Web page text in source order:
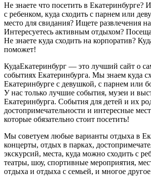
Не знаете что посетить в Екатеринбурге?
с ребенком, куда сходить с парнем или
место для свидания? Ищете развлечения
Интересуетесь активным отдыхом?
Не знаете куда сходить на корпоратив?
поможет!
КудаЕкатеринбург — это лучший сайт о
событиях Екатеринбурга. Мы знаем куда
Екатеринбурге с девушкой, с парнем или
У нас только лучшие события, музеи и
Екатеринбурга. События для детей и их
достопримечательности и интересные
которые обязательно стоит посетить!
Мы советуем любые варианты отдыха в
концерты, отдых в парках,
экскурсий, места, куда можно сходить с
театры, шоу, спортивные мероприятия,
отдыха и отдыха с семьей, и многое